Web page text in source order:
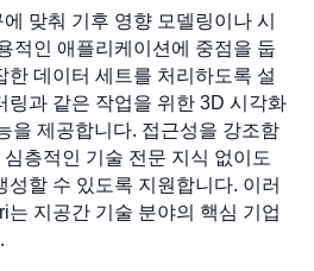
맞춰 기후 영향 모델링이나 시
적인 애플리케이션에 중점을 둡
한 데이터 세트를 처리하도록 설
링과 같은 작업을 위한 3D 시각화
을 제공합니다. 접근성을 강조함
층적인 기술 전문 지식 없이도
할 수 있도록 지원합니다. 이러
는 지공간 기술 분야의 핵심 기업